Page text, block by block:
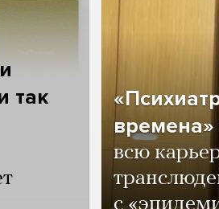
так
времена»
всю
с